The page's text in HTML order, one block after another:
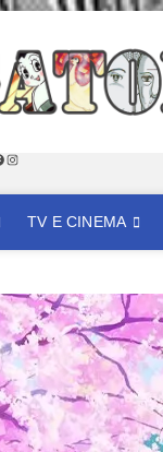
Instagram
TV E CINEMA